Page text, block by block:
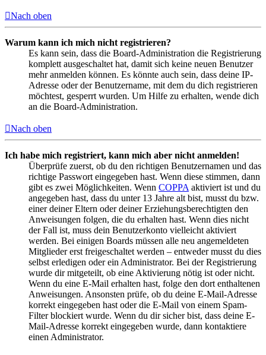
Nach oben
Warum kann ich mich nicht registrieren?
Es kann sein, dass die Board-Administration die Registrierung
komplett ausgeschaltet hat, damit sich keine neuen Benutzer
mehr anmelden können. Es könnte auch sein, dass deine IP-
Adresse oder der Benutzername, mit dem du dich registrieren
möchtest, gesperrt wurden. Um Hilfe zu erhalten, wende dich
an die Board-Administration.
Nach oben
Ich habe mich registriert, kann mich aber nicht anmelden!
Überprüfe zuerst, ob du den richtigen Benutzernamen und das
richtige Passwort eingegeben hast. Wenn diese stimmen, dann
gibt es zwei Möglichkeiten. Wenn COPPA aktiviert ist und du
angegeben hast, dass du unter 13 Jahre alt bist, musst du bzw.
einer deiner Eltern oder deiner Erziehungsberechtigten den
Anweisungen folgen, die du erhalten hast. Wenn dies nicht
der Fall ist, muss dein Benutzerkonto vielleicht aktiviert
werden. Bei einigen Boards müssen alle neu angemeldeten
Mitglieder erst freigeschaltet werden – entweder musst du dies
selbst erledigen oder ein Administrator. Bei der Registrierung
wurde dir mitgeteilt, ob eine Aktivierung nötig ist oder nicht.
Wenn du eine E-Mail erhalten hast, folge den dort enthaltenen
Anweisungen. Ansonsten prüfe, ob du deine E-Mail-Adresse
korrekt eingegeben hast oder die E-Mail von einem Spam-
Filter blockiert wurde. Wenn du dir sicher bist, dass deine E-
Mail-Adresse korrekt eingegeben wurde, dann kontaktiere
einen Administrator.